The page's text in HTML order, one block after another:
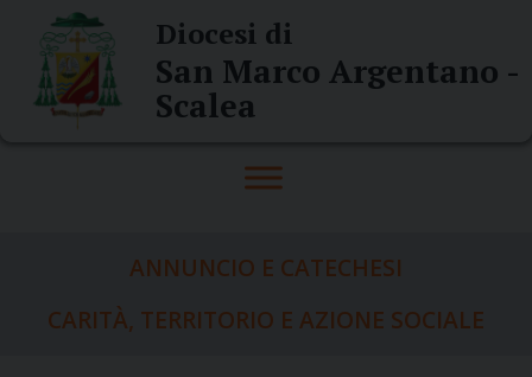
content
Diocesi di
San Marco Argentano -
Scalea
ANNUNCIO E CATECHESI
CARITÀ, TERRITORIO E AZIONE SOCIALE